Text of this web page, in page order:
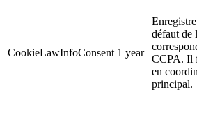
CookieLawInfoConsent 1 year
défaut de
CCPA. Il
en
principal.